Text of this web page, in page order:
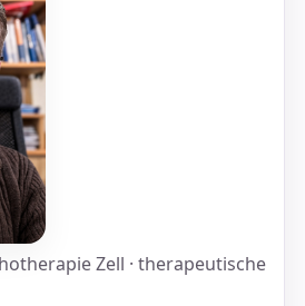
Zell · therapeutische